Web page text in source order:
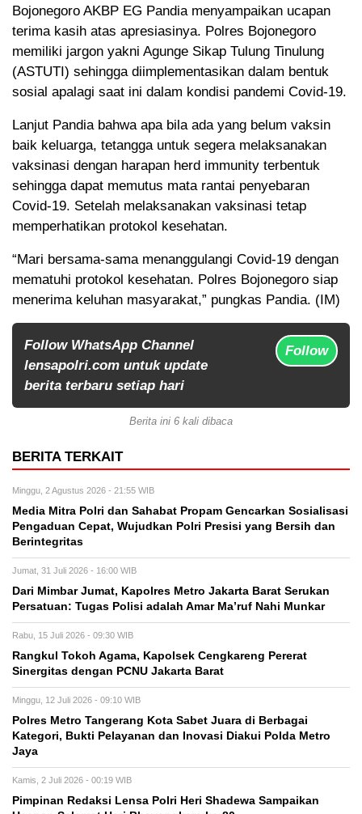
Bojonegoro AKBP EG Pandia menyampaikan ucapan
terima kasih atas apresiasinya. Polres Bojonegoro
memiliki jargon yakni Agunge Sikap Tulung Tinulung
(ASTUTI) sehingga diimplementasikan dalam bentuk
sosial apalagi saat ini dalam kondisi pandemi Covid-19.
Lanjut Pandia bahwa apa bila ada yang belum vaksin
baik keluarga, tetangga untuk segera melaksanakan
vaksinasi dengan harapan herd immunity terbentuk
sehingga dapat memutus mata rantai penyebaran
Covid-19. Setelah melaksanakan vaksinasi tetap
memperhatikan protokol kesehatan.
“Mari bersama-sama menanggulangi Covid-19 dengan
mematuhi protokol kesehatan. Polres Bojonegoro siap
menerima keluhan masyarakat,” pungkas Pandia. (IM)
Follow WhatsApp Channel
lensapolri.com untuk update
berita terbaru setiap hari
Follow
Berita ini 6 kali dibaca
BERITA TERKAIT
Minggu, 2 Agustus 2026 - 21:55 WIB
Media Mitra Polri dan Sahabat Propam Gencarkan Sosialisasi
Pengaduan Cepat, Wujudkan Polri Presisi yang Bersih dan
Berintegritas
Jumat, 31 Juli 2026 - 16:00 WIB
Dari Mimbar Jumat, Kapolres Metro Jakarta Barat Serukan
Persatuan: Tugas Polisi adalah Amar Ma’ruf Nahi Munkar
Rabu, 15 Juli 2026 - 09:30 WIB
Rangkul Tokoh Agama, Kapolsek Cengkareng Pererat
Sinergitas dengan PCNU Jakarta Barat
Minggu, 12 Juli 2026 - 09:10 WIB
Polres Metro Tangerang Kota Sabet Juara di Berbagai
Kategori, Bukti Pelayanan dan Inovasi Diakui Polda Metro
Jaya
Kamis, 2 Juli 2026 - 00:19 WIB
Pimpinan Redaksi Lensa Polri Heri Shadewa Sampaikan